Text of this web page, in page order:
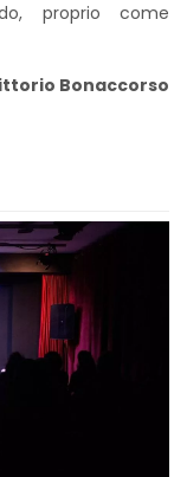
proprio come
Bonaccorso